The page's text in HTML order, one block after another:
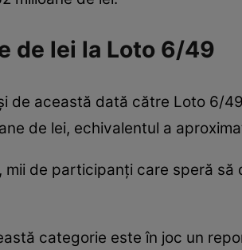
de lei la Loto 6/49
de această dată către Loto 6/
de lei, echivalentul a
de participanți care speră să
categorie este în joc un